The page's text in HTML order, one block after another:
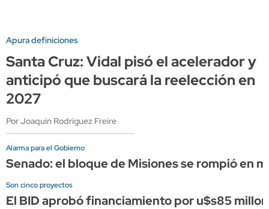
Apura definiciones
Santa Cruz: Vidal pisó el acelerador y
anticipó que buscará la reelección en
2027
Por Joaquín Rodríguez Freire
Alarma para el Gobierno
Senado: el bloque de Misiones se rompió en
Son cinco proyectos
El BID aprobó financiamiento por u$s85